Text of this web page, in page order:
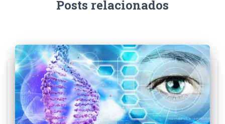
Posts relacionados